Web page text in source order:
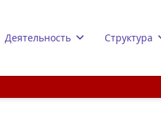
Деятельность Структура